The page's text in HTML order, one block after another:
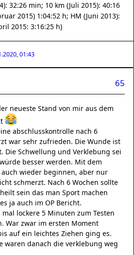
32:26 min; 10 km (Juli 2015): 40:16
2015) 1:04:52 h; HM (Juni 2013):
2015: 3:16:25 h)
01:43
65
neueste Stand von mir aus dem
abschlusskontrolle nach 6
war sehr zufrieden. Die Wunde ist
Die Schwellung und Verklebung sei
besser werden. Mit dem
wieder beginnen, aber nur
schmerzt. Nach 6 Wochen sollte
sein das man Sport machen
ja auch im OP Bericht.
lockere 5 Minuten zum Testen
War zwar im ersten Moment
auf ein leichtes Ziehen ging es.
waren danach die verklebung weg